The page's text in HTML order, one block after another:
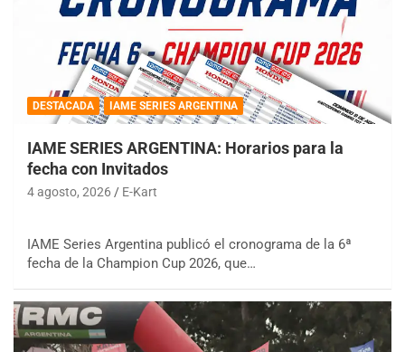
DESTACADA IAME SERIES ARGENTINA
IAME SERIES ARGENTINA: Horarios para la
fecha con Invitados
4 agosto, 2026 E-Kart
IAME Series Argentina publicó el cronograma de la 6ª
fecha de la Champion Cup 2026, que…